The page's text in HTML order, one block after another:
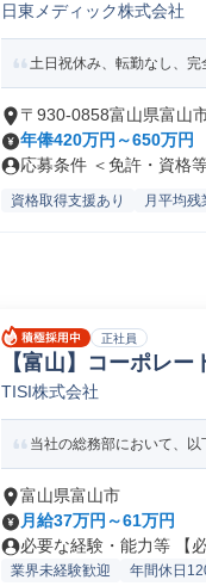
日東メディック株式会社
土日祝休み、転勤なし、完
〒930-0858富山県富山
年俸420万円～650万円
応募条件 ＜免許・資格
資格取得支援あり 月平均
正社員
【富山】コーポレ
eb/オープンSE
TISI株式会社
当社の総務部において、
富山県富山市
月給37万円～61万円
必要な経験・能力等 【
業界未経験歓迎 年間休日